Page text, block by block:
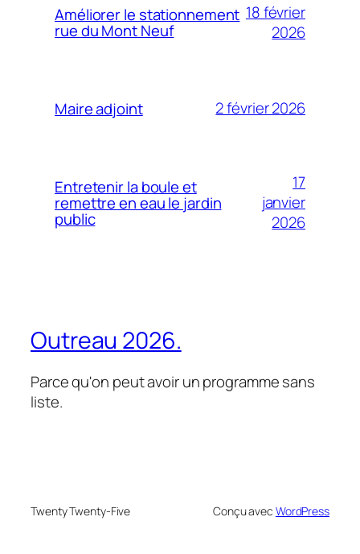
Améliorer le stationnement
rue du Mont Neuf
18 février
2026
Maire adjoint 2 février 2026
Entretenir la boule et
remettre en eau le jardin
public
17
janvier
2026
Outreau 2026.
Parce qu'on peut avoir un programme sans
liste.
Twenty Twenty-Five Conçu avec WordPress